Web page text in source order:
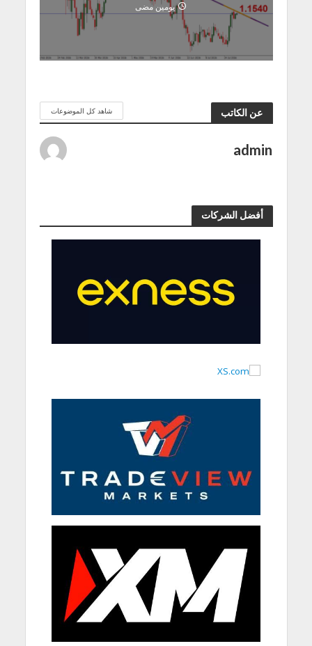
يومين مضى
عن الكاتب شاهد كل الموضوعات
admin
أفضل الشركات